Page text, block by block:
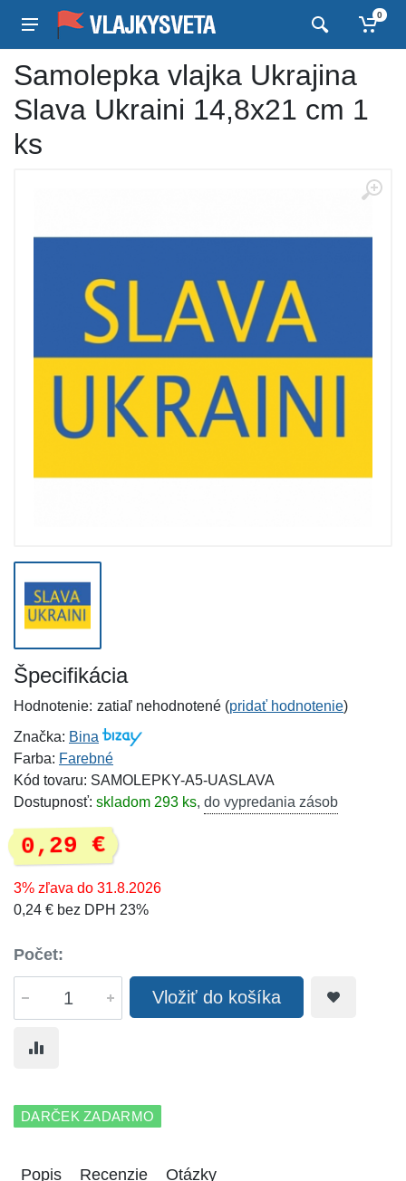
0
Samolepka vlajka Ukrajina
Slava Ukraini 14,8x21 cm 1
ks
Špecifikácia
Hodnotenie: zatiaľ nehodnotené (pridať hodnotenie)
Značka: Bina
Farba: Farebné
Kód tovaru: SAMOLEPKY-A5-UASLAVA
Dostupnosť: skladom 293 ks, do vypredania zásob
0,29 €
3% zľava do 31.8.2026
0,24 € bez DPH 23%
Počet:
Vložiť do košíka
DARČEK ZADARMO
Popis Recenzie Otázky